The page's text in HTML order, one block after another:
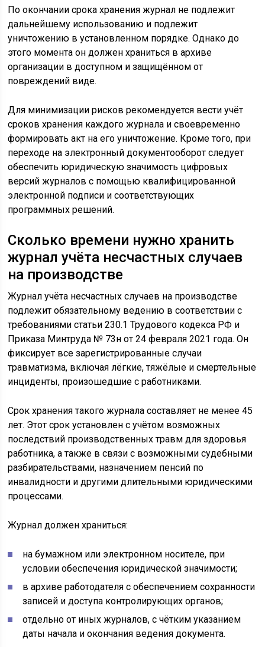
По окончании срока хранения журнал не подлежит
дальнейшему использованию и подлежит
уничтожению в установленном порядке. Однако до
этого момента он должен храниться в архиве
организации в доступном и защищённом от
повреждений виде.
Для минимизации рисков рекомендуется вести учёт
сроков хранения каждого журнала и своевременно
формировать акт на его уничтожение. Кроме того, при
переходе на электронный документооборот следует
обеспечить юридическую значимость цифровых
версий журналов с помощью квалифицированной
электронной подписи и соответствующих
программных решений.
Сколько времени нужно хранить
журнал учёта несчастных случаев
на производстве
Журнал учёта несчастных случаев на производстве
подлежит обязательному ведению в соответствии с
требованиями статьи 230.1 Трудового кодекса РФ и
Приказа Минтруда № 73н от 24 февраля 2021 года. Он
фиксирует все зарегистрированные случаи
травматизма, включая лёгкие, тяжёлые и смертельные
инциденты, произошедшие с работниками.
Срок хранения такого журнала составляет не менее 45
лет. Этот срок установлен с учётом возможных
последствий производственных травм для здоровья
работника, а также в связи с возможными судебными
разбирательствами, назначением пенсий по
инвалидности и другими длительными юридическими
процессами.
Журнал должен храниться:
на бумажном или электронном носителе, при
условии обеспечения юридической значимости;
в архиве работодателя с обеспечением сохранности
записей и доступа контролирующих органов;
отдельно от иных журналов, с чётким указанием
даты начала и окончания ведения документа.